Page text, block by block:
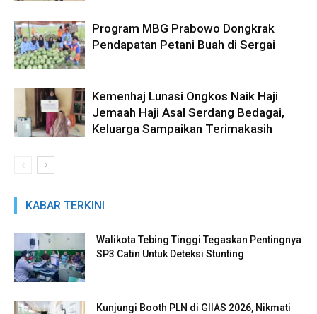
Program MBG Prabowo Dongkrak
Pendapatan Petani Buah di Sergai
Kemenhaj Lunasi Ongkos Naik Haji
Jemaah Haji Asal Serdang Bedagai,
Keluarga Sampaikan Terimakasih
KABAR TERKINI
Walikota Tebing Tinggi Tegaskan Pentingnya
SP3 Catin Untuk Deteksi Stunting
Kunjungi Booth PLN di GIIAS 2026, Nikmati